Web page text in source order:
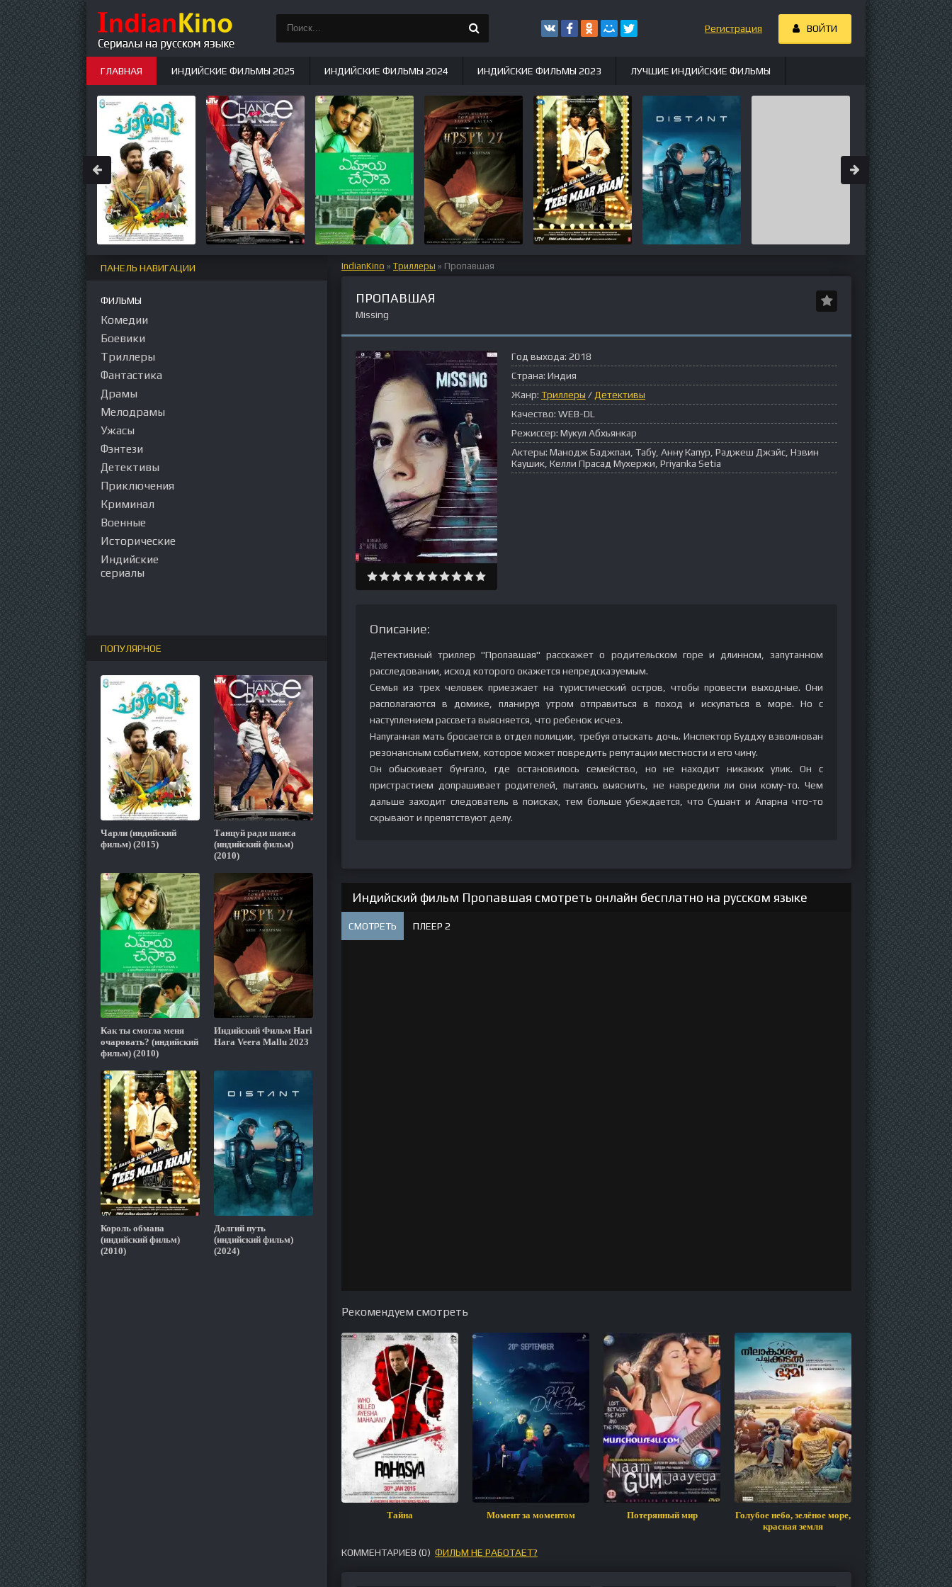
IndianKino » Триллеры » Пропавшая
ПРОПАВШАЯ
Missing
Год выхода: 2018
Страна: Индия
Жанр: Триллеры / Детективы
Качество: WEB-DL
Режиссер: Мукул Абхьянкар
Актеры: Манодж Баджпаи, Табу, Анну Капур, Раджеш Джэйс, Нэвин
Каушик, Келли Прасад Мухержи, Priyanka Setia
Описание:
Детективный триллер "Пропавшая" расскажет о родительском горе и длинном, запутанном
расследовании, исход которого окажется непредсказуемым.
Семья из трех человек приезжает на туристический остров, чтобы провести выходные. Они
располагаются в домике, планируя утром отправиться в поход и искупаться в море. Но с
наступлением рассвета выясняется, что ребенок исчез.
Напуганная мать бросается в отдел полиции, требуя отыскать дочь. Инспектор Буддху взволнован
резонансным событием, которое может повредить репутации местности и его чину.
Он обыскивает бунгало, где остановилось семейство, но не находит никаких улик. Он с
пристрастием допрашивает родителей, пытаясь выяснить, не навредили ли они кому-то. Чем
дальше заходит следователь в поисках, тем больше убеждается, что Сушант и Апарна что-то
скрывают и препятствуют делу.
Индийский фильм Пропавшая смотреть онлайн бесплатно на русском языке
СМОТРЕТЬ ПЛЕЕР 2
Рекомендуем смотреть
Тайна Момент за моментом Потерянный мир
Голубое небо, зелёное море,
красная земля
Сони
КОММЕНТАРИЕВ (0) ФИЛЬМ НЕ РАБОТАЕТ?
ПАНЕЛЬ НАВИГАЦИИ
ФИЛЬМЫ
Комедии
Боевики
Триллеры
Фантастика
Драмы
Мелодрамы
Ужасы
Фэнтези
Детективы
Приключения
Криминал
Военные
Исторические
Индийские
сериалы
ПОПУЛЯРНОЕ
Чарли (индийский
фильм) (2015)
Танцуй ради шанса
(индийский фильм)
(2010)
Как ты смогла меня
очаровать? (индийский
фильм) (2010)
Индийский Фильм Hari
Hara Veera Mallu 2023
Король обмана
(индийский фильм)
(2010)
Долгий путь
(индийский фильм)
(2024)
Регистрация ВОЙТИ
ГЛАВНАЯ ИНДИЙСКИЕ ФИЛЬМЫ 2025 ИНДИЙСКИЕ ФИЛЬМЫ 2024 ИНДИЙСКИЕ ФИЛЬМЫ 2023 ЛУЧШИЕ ИНДИЙСКИЕ ФИЛЬМЫ
ИНДИЙСКИЕ СЕРИАЛЫ НОВЫЕ